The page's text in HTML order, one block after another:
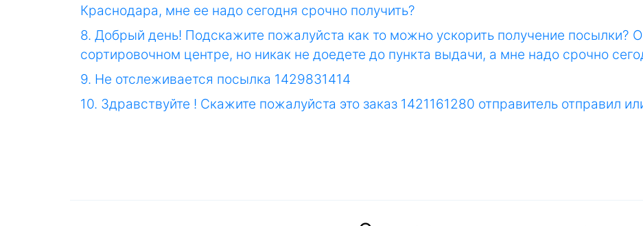
Краснодара, мне ее надо сегодня срочно получить?
8. Добрый день! Подскажите пожалуйста как то можно ускорить получение посылки?
сортировочном центре, но никак не доедете до пункта выдачи, а мне надо срочно
9. Не отслеживается посылка 1429831414
10. Здравствуйте ! Скажите пожалуйста это заказ 1421161280 отправитель отправил